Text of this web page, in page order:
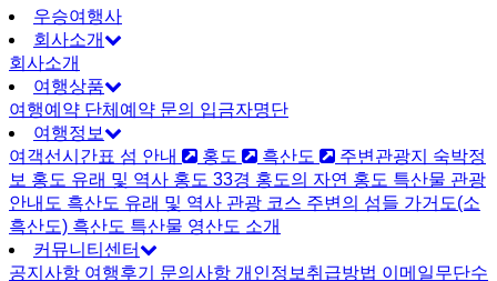
우승여행사
회사소개
회사소개
여행상품
여행예약 단체예약 문의 입금자명단
여행정보
여객선시간표 섬 안내 홍도 흑산도 주변관광지 숙박정
보 홍도 유래 및 역사 홍도 33경 홍도의 자연 홍도 특산물 관광
안내도 흑산도 유래 및 역사 관광 코스 주변의 섬들 가거도(소
흑산도) 흑산도 특산물 영산도 소개
커뮤니티센터
공지사항 여행후기 문의사항 개인정보취급방법 이메일무단수